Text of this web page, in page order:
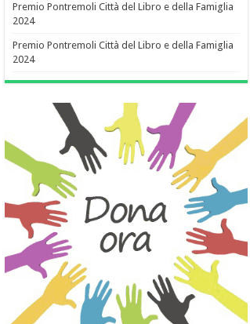
Premio Pontremoli Città del Libro e della Famiglia
2024
Premio Pontremoli Città del Libro e della Famiglia
2024